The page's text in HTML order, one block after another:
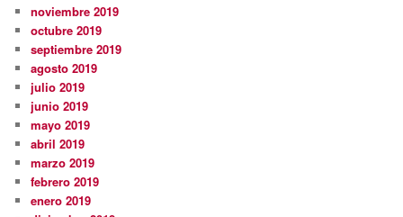
noviembre 2019
octubre 2019
septiembre 2019
agosto 2019
julio 2019
junio 2019
mayo 2019
abril 2019
marzo 2019
febrero 2019
enero 2019